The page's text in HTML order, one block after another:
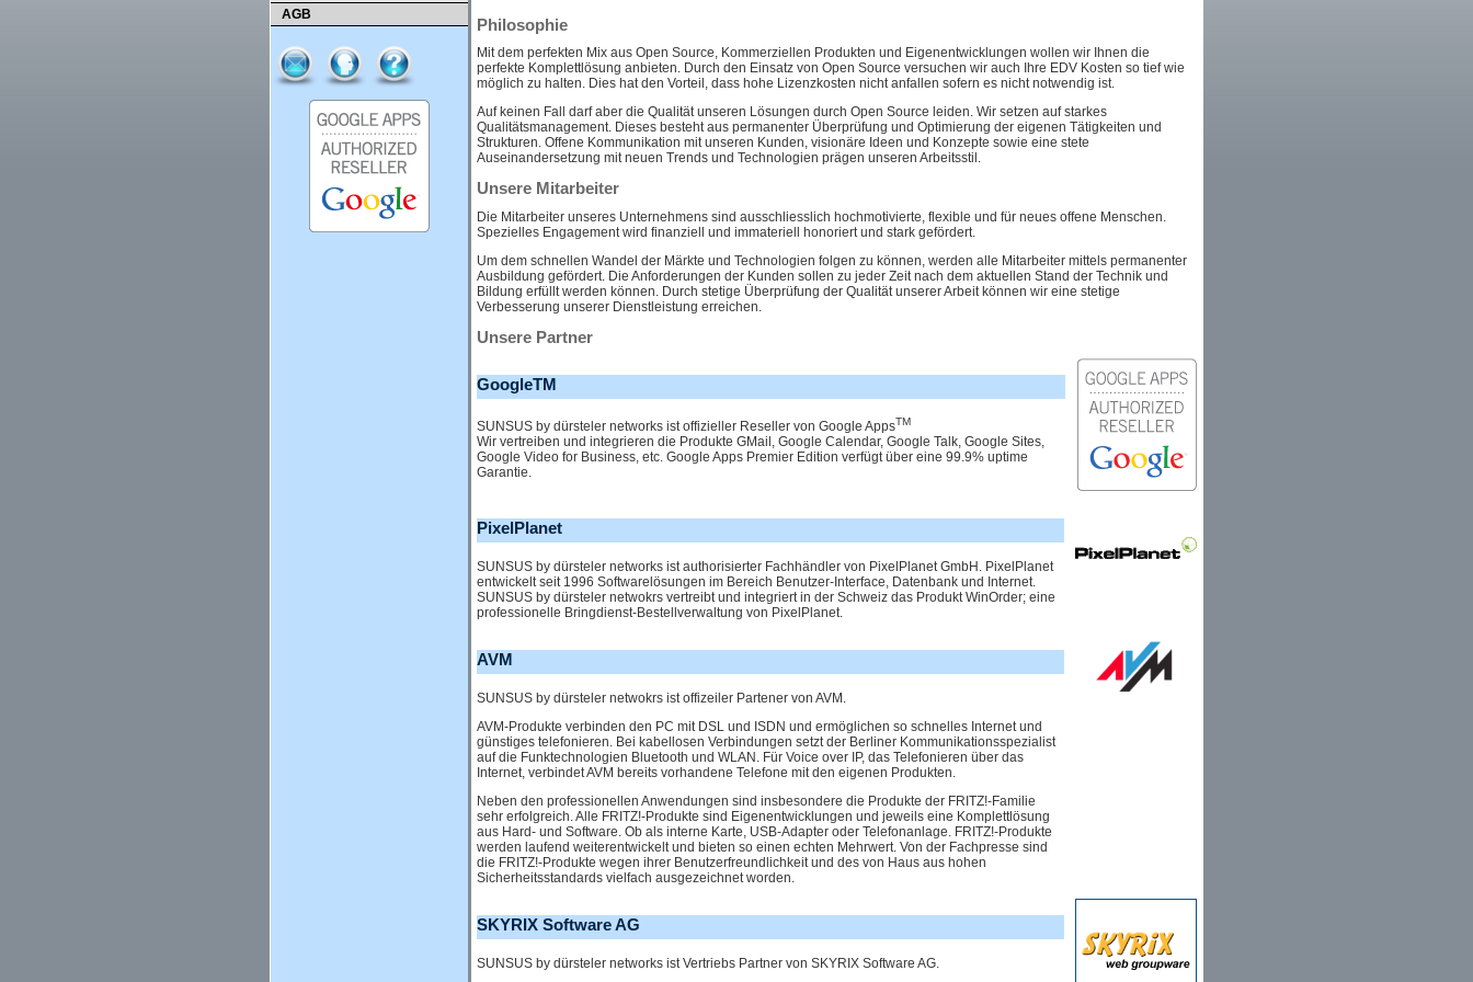
AGB
Philosophie
Mit dem perfekten Mix aus Open Source, Kommerziellen Produkten und Eigenentwicklungen wollen wir Ihnen die
perfekte Komplettlösung anbieten. Durch den Einsatz von Open Source versuchen wir auch Ihre EDV Kosten so tief wie
möglich zu halten. Dies hat den Vorteil, dass hohe Lizenzkosten nicht anfallen sofern es nicht notwendig ist.
Auf keinen Fall darf aber die Qualität unseren Lösungen durch Open Source leiden. Wir setzen auf starkes
Qualitätsmanagement. Dieses besteht aus permanenter Überprüfung und Optimierung der eigenen Tätigkeiten und
Strukturen. Offene Kommunikation mit unseren Kunden, visionäre Ideen und Konzepte sowie eine stete
Auseinandersetzung mit neuen Trends und Technologien prägen unseren Arbeitsstil.
Unsere Mitarbeiter
Die Mitarbeiter unseres Unternehmens sind ausschliesslich hochmotivierte, flexible und für neues offene Menschen.
Spezielles Engagement wird finanziell und immateriell honoriert und stark gefördert.
Um dem schnellen Wandel der Märkte und Technologien folgen zu können, werden alle Mitarbeiter mittels permanenter
Ausbildung gefördert. Die Anforderungen der Kunden sollen zu jeder Zeit nach dem aktuellen Stand der Technik und
Bildung erfüllt werden können. Durch stetige Überprüfung der Qualität unserer Arbeit können wir eine stetige
Verbesserung unserer Dienstleistung erreichen.
Unsere Partner
GoogleTM
SUNSUS by dürsteler networks ist offizieller Reseller von Google AppsTM
Wir vertreiben und integrieren die Produkte GMail, Google Calendar, Google Talk, Google Sites,
Google Video for Business, etc. Google Apps Premier Edition verfügt über eine 99.9% uptime
Garantie.
PixelPlanet
SUNSUS by dürsteler networks ist authorisierter Fachhändler von PixelPlanet GmbH. PixelPlanet
entwickelt seit 1996 Softwarelösungen im Bereich Benutzer-Interface, Datenbank und Internet.
SUNSUS by dürsteler netwokrs vertreibt und integriert in der Schweiz das Produkt WinOrder; eine
professionelle Bringdienst-Bestellverwaltung von PixelPlanet.
AVM
SUNSUS by dürsteler netwokrs ist offizeiler Partener von AVM.
AVM-Produkte verbinden den PC mit DSL und ISDN und ermöglichen so schnelles Internet und
günstiges telefonieren. Bei kabellosen Verbindungen setzt der Berliner Kommunikationsspezialist
auf die Funktechnologien Bluetooth und WLAN. Für Voice over IP, das Telefonieren über das
Internet, verbindet AVM bereits vorhandene Telefone mit den eigenen Produkten.
Neben den professionellen Anwendungen sind insbesondere die Produkte der FRITZ!-Familie
sehr erfolgreich. Alle FRITZ!-Produkte sind Eigenentwicklungen und jeweils eine Komplettlösung
aus Hard- und Software. Ob als interne Karte, USB-Adapter oder Telefonanlage. FRITZ!-Produkte
werden laufend weiterentwickelt und bieten so einen echten Mehrwert. Von der Fachpresse sind
die FRITZ!-Produkte wegen ihrer Benutzerfreundlichkeit und des von Haus aus hohen
Sicherheitsstandards vielfach ausgezeichnet worden.
SKYRIX Software AG
SUNSUS by dürsteler networks ist Vertriebs Partner von SKYRIX Software AG.